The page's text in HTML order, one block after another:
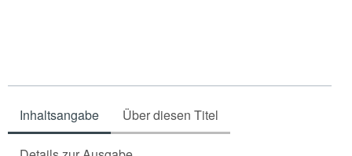
Inhaltsangabe Über diesen Titel